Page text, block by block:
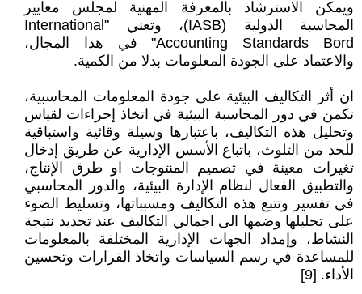
ويمكن الاسترشاد بالمعرفة المهنية لمجلس معايير
المحاسبة الدولية (IASB)، وتعني "International
Accounting Standards Bord" في هذا المجال،
والاعتماد على الجودة المعلومات بدلا من الكمية.
ان أثر التكاليف البيئية على جودة المعلومات المحاسبية،
تكمن في دور المحاسبة البيئية في اتخاذ إجراءات لقياس
وتحليل هذه التكاليف، باعتبارها وسيلة وقائية واستباقية
للحد من التلوث، باتباع الأسس الإدارية عن طريق إدخال
تغيرات معينة في تصميم المنتوجات او طرق الإنتاج،
والتطبيق الفعال لنظام الإدارة البيئية، والدور المحاسبي
في تفسير وتتبع هذه التكاليف ومسبباتها، وتسليط الضوء
على تحليلها وضمها الى اجمالي التكاليف عند تحديد نتيجة
النشاط، وإمداد الجهات الإدارية المختلفة بالمعلومات
للمساعدة في رسم السياسات واتخاذ القرارات وتحسين
الأداء. [9]